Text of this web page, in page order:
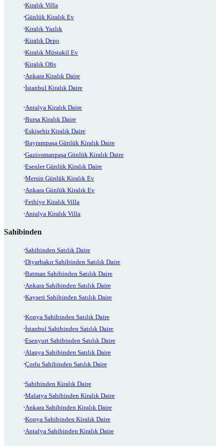
Kiralık Villa
Günlük Kiralık Ev
Kiralık Yazlık
Kiralık Depo
Kiralık Müstakil Ev
Kiralık Ofis
Ankara Kiralık Daire
İstanbul Kiralık Daire
Antalya Kiralık Daire
Bursa Kiralık Daire
Eskişehir Kiralık Daire
Bayrampaşa Günlük Kiralık Daire
Gaziosmanpaşa Günlük Kiralık Daire
Esenler Günlük Kiralık Daire
Mersin Günlük Kiralık Ev
Ankara Günlük Kiralık Ev
Fethiye Kiralık Villa
Antalya Kiralık Villa
Sahibinden
Sahibinden Satılık Daire
Diyarbakır Sahibinden Satılık Daire
Batman Sahibinden Satılık Daire
Ankara Sahibinden Satılık Daire
Kayseri Sahibinden Satılık Daire
Konya Sahibinden Satılık Daire
İstanbul Sahibinden Satılık Daire
Esenyurt Sahibinden Satılık Daire
Alanya Sahibinden Satılık Daire
Çorlu Sahibinden Satılık Daire
Sahibinden Kiralık Daire
Malatya Sahibinden Kiralık Daire
Ankara Sahibinden Kiralık Daire
Konya Sahibinden Kiralık Daire
Antalya Sahibinden Kiralık Daire